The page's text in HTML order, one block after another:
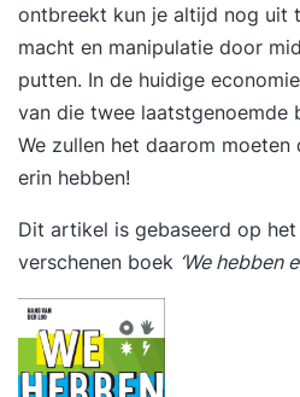
ontbreekt kun je altijd nog uit
macht en manipulatie door
putten. In de huidige
van die twee laatstgenoemde
We zullen het daarom
erin hebben!
Dit artikel is gebaseerd op
verschenen boek ‘We hebben